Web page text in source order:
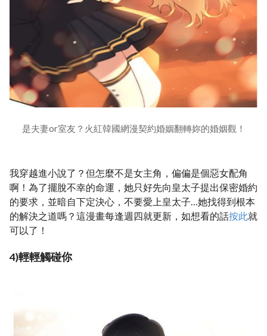
是夫妻or室友？火紅韓國網漫契約婚姻翻轉妳的婚姻觀！
我穿越進小說了？但怎麼不是女主角，偏偏是個惡女配角
啊！為了擺脫不幸的命運，她只好先向皇太子提出保密婚約
的要求，並暗自下定決心，不要愛上皇太子…她找得到根本
的解決之道嗎？這漫畫每逢週四就更新，如想看的話按此就
可以了！
4)輕輕觸碰你